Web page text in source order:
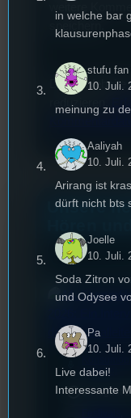
speichern.
Diese
reduzieren.
Unsere
[S1/E18]
3. August
in welche bar
stufu fan
10. Juli.
meinung zu
Aaliyah
10. Juli.
Arirang ist
dürft nicht bts
Joelle
10. Juli.
Soda Zitron
und Odysee
Pa
10. Juli.
Live dabei!
Interessante